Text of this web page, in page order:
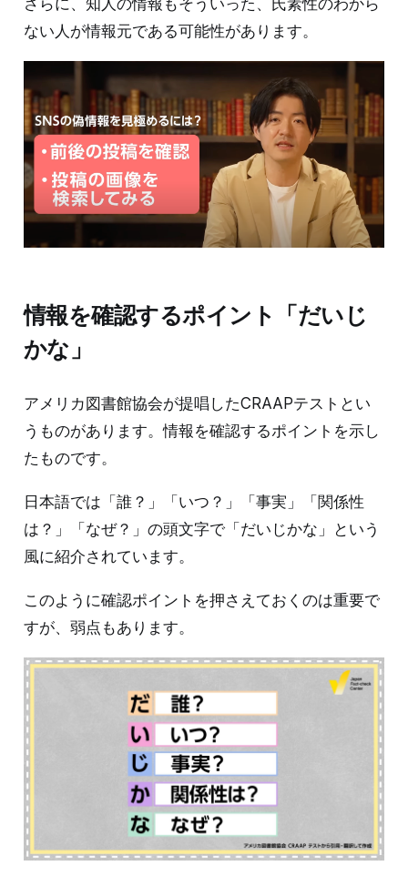
さらに、知人の情報もそういった、氏素性のわから
ない人が情報元である可能性があります。
情報を確認するポイント「だいじ
かな」
アメリカ図書館協会が提唱したCRAAPテストとい
うものがあります。情報を確認するポイントを示し
たものです。
日本語では「誰？」「いつ？」「事実」「関係性
は？」「なぜ？」の頭文字で「だいじかな」という
風に紹介されています。
このように確認ポイントを押さえておくのは重要で
すが、弱点もあります。